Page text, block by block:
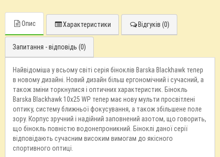
Опис Характеристики Відгуків (0)
Запитання - відповідь (0)
Найвідоміша у всьому світі серія біноклів Barska Blackhawk тепер
в новому дизайні. Новий дизайн більш ергономічний і сучасний, а
також зміни торкнулися і оптичних характеристик. Бінокль
Barska Blackhawk 10x25 WP тепер має нову мульти просвітлені
оптику, систему ближньої фокусування, а також збільшене поле
зору. Корпус зручний і надійний заповнений азотом, що говорить,
що бінокль повністю водонепроникний. Біноклі даної серії
відповідають сучасним високим вимогам до якісного
спортивного оптиці.